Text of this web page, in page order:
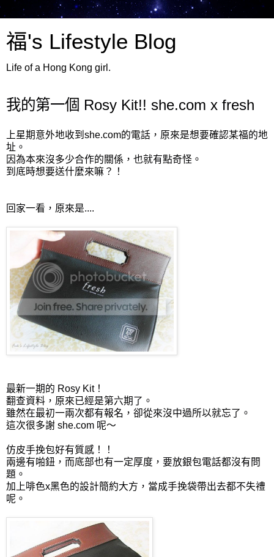
福's Lifestyle Blog
Life of a Hong Kong girl.
我的第一個 Rosy Kit!! she.com x fresh
上星期意外地收到she.com的電話，原來是想要確認某福的地
址。
因為本來沒多少合作的關係，也就有點奇怪。
到底時想要送什麼來嘛？！
回家一看，原來是....
最新一期的 Rosy Kit！
翻查資料，原來已經是第六期了。
雖然在最初一兩次都有報名，卻從來沒中過所以就忘了。
這次很多謝 she.com 呢～
仿皮手挽包好有質感！！
兩邊有啪鈕，而底部也有一定厚度，要放銀包電話都沒有問
題。
加上啡色x黑色的設計簡約大方，當成手挽袋帶出去都不失禮
呢。